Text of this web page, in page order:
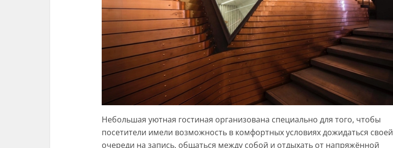
Небольшая уютная гостиная организована специально для того, чтобы
посетители имели возможность в комфортных условиях дожидаться своей
очереди на запись, общаться между собой и отдыхать от напряжённой